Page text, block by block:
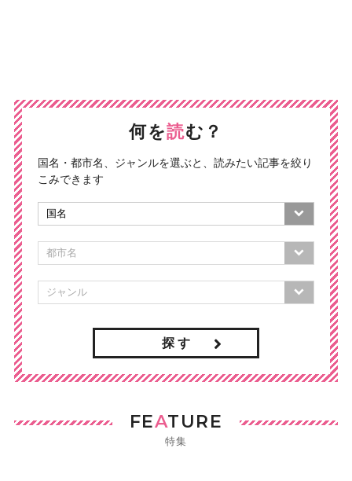
何を読む？
国名・都市名、ジャンルを選ぶと、読みたい記事を絞り
こみできます
探 す
FEATURE
特集